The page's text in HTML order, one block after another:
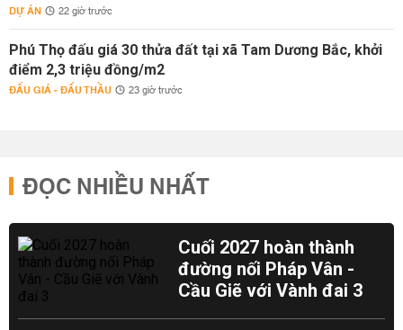
DỰ ÁN 22 giờ trước
Phú Thọ đấu giá 30 thửa đất tại xã Tam Dương Bắc, khởi
điểm 2,3 triệu đồng/m2
ĐẤU GIÁ - ĐẤU THẦU 23 giờ trước
ĐỌC NHIỀU NHẤT
Cuối 2027 hoàn thành
đường nối Pháp Vân -
Cầu Giẽ với Vành đai 3